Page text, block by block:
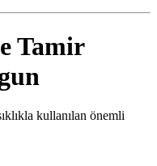
Tamir
kullanılan önemli